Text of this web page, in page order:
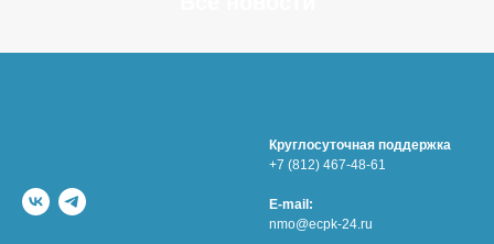
Круглосуточная поддержка
+7 (812) 467-48-61
E-mail:
nmo@ecpk-24.ru